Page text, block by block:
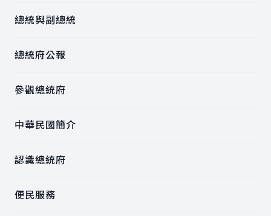
總統與副總統
總統府公報
參觀總統府
中華民國簡介
認識總統府
便民服務